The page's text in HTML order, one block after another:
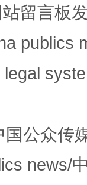
留言板
publics
公众传
news/